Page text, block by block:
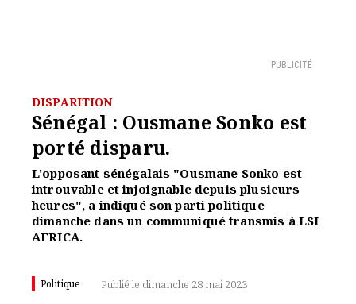
PUBLICITÉ
DISPARITION
Sénégal : Ousmane Sonko est
porté disparu.
L'opposant sénégalais "Ousmane Sonko est
introuvable et injoignable depuis plusieurs
heures", a indiqué son parti politique
dimanche dans un communiqué transmis à LSI
AFRICA.
Politique Publié le dimanche 28 mai 2023